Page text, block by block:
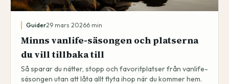
Guider29 mars 20266 min
Minns vanlife-säsongen och platserna
du vill tillbaka till
Så sparar du nätter, stopp och favoritplatser från vanlife-
säsongen utan att låta allt flyta ihop när du kommer hem.